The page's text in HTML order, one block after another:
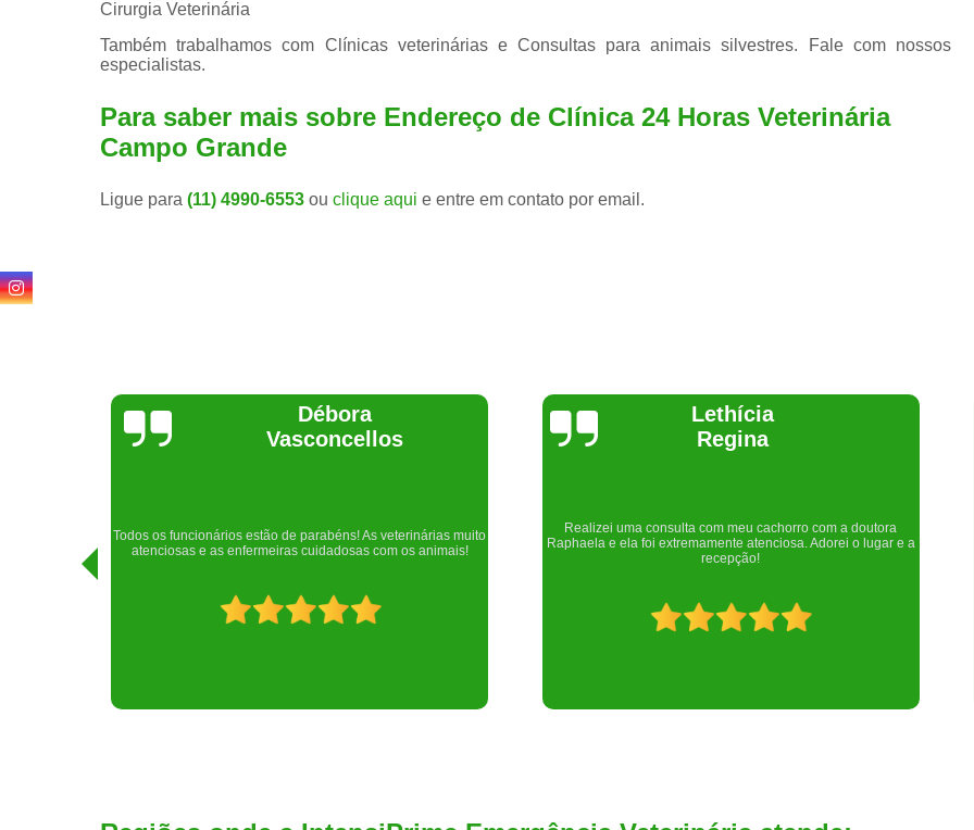
Cirurgia Veterinária
Também trabalhamos com Clínicas veterinárias e Consultas para animais silvestres. Fale com nossos
especialistas.
Para saber mais sobre Endereço de Clínica 24 Horas Veterinária
Campo Grande
Ligue para (11) 4990-6553 ou clique aqui e entre em contato por email.
Lethícia
Regina
Realizei uma consulta com meu cachorro com a doutora
Raphaela e ela foi extremamente atenciosa. Adorei o lugar e a
recepção!
Joelma Lilian
Um lugar maravilhoso. Sempre serei grata pelo que fizeram por
nós!